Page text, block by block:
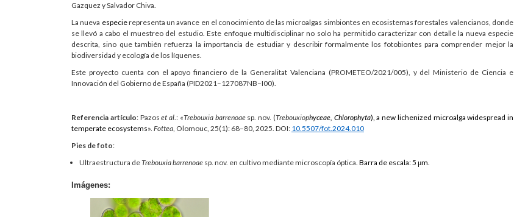
Gazquez y Salvador Chiva.
La nueva especierepresenta un avance en el conocimiento de las microalgas simbiontes en ecosistemas forestales valencianos, donde
se llevó a cabo el muestreo del estudio. Este enfoque multidisciplinar no solo ha permitido caracterizar con detalle la nueva especie
descrita, sino que también refuerza la importancia de estudiar y describir formalmente los fotobiontes para comprender mejor la
biodiversidad y ecología de los líquenes.
Este proyecto cuenta con el apoyo financiero de la Generalitat Valenciana (PROMETEO/2021/005), y del Ministerio de Ciencia e
Innovación del Gobierno de España (PID2021–127087NB–I00).
Referencia artículo: Pazoset al.: «Trebouxia barrenoaesp. nov. (Trebouxiophyceae, Chlorophyta), a new lichenized microalga widespread in
temperate ecosystems». Fottea, Olomouc, 25(1): 68–80, 2025. DOI: 10.5507/fot.2024.010
Pies de foto:
Ultraestructura deTrebouxia barrenoae sp. nov. en cultivo mediante microscopía óptica. Barra de escala: 5 μm.
Imágenes: